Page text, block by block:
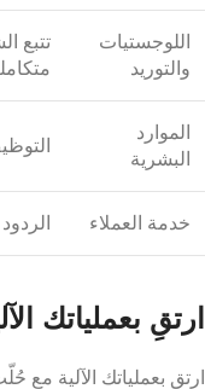
اللوجستيات
والتوريد
تتبع
​الموارد
البشرية
خدمة العملاء
ارتقِ بعملياتك
ارتقِ بعملياتك الآلية مع